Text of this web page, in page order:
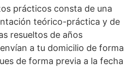
prácticos consta de una
teórico-práctica y de
resueltos de años
a tu domicilio de forma
de forma previa a la fecha